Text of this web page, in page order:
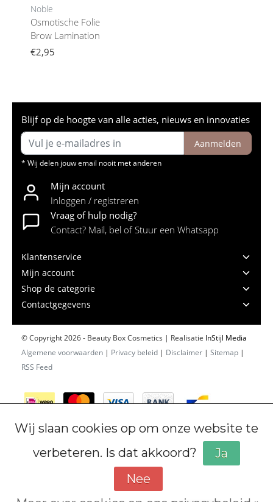
Noble
Osmotische Folie
Brow Lamination
€2,95
Blijf op de hoogte van alle acties, nieuws en innovaties
Aanmelden
* Wij delen jouw email nooit met anderen
Mijn account
Inloggen / registreren
Vraag of hulp nodig?
Contact? Mail, bel of Stuur een Whatsapp
Klantenservice
Mijn account
Shop de categorie
Contactgegevens
© Copyright 2026 - Beauty Box Cosmetics | Realisatie InStijl Media
Algemene voorwaarden | Privacy beleid | Disclaimer | Sitemap |
RSS Feed
Wij slaan cookies op om onze website te
verbeteren. Is dat akkoord?
Ja
Nee